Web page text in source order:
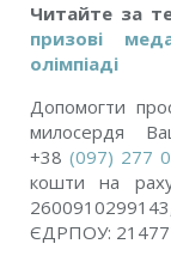
Читайте за
призові
олімпіаді
Допомогти
милосердя
+38 (097) 277
кошти на
ЄДРПОУ: